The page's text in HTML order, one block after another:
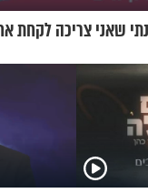
שאני צריכה לקחת